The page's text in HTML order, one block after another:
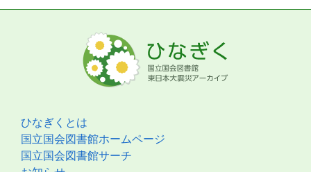
ひなぎくとは
国立国会図書館ホームページ
国立国会図書館サーチ